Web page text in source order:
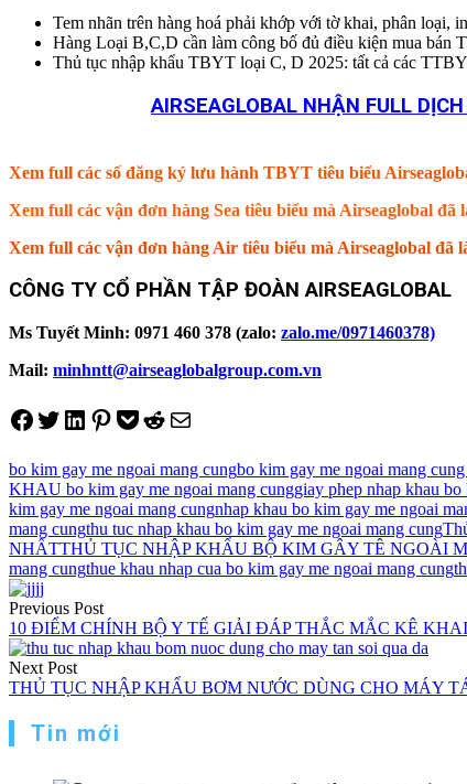
Tem nhãn trên hàng hoá phải khớp với tờ khai, phân loại,
Hàng Loại B,C,D cần làm công bố đủ điều kiện mua
Thủ tục nhập khẩu TBYT loại C, D 2025: tất cả các
AIRSEAGLOBAL NHẬN FULL
Xem full các số đăng ký lưu hành TBYT tiêu biểu
Xem full các vận đơn hàng Sea tiêu biểu mà Airseaglobal đã
Xem full các vận đơn hàng Air tiêu biểu mà Airseaglobal đã
CÔNG TY CỔ PHẦN TẬP ĐOÀN AIRSEAGLOBAL
Ms Tuyết Minh: 0971 460 378 (zalo: zalo.me/0971460378)
Mail: minhntt@airseaglobalgroup.com.vn
Share on Facebook
Tweet on Twitter
Share on LinkedIn
Pin on Pinterest
Save to pocket
Share on Reddit
Share via Email
bo kim gay me ngoai mang cungbo kim gay me ngoai mang
KHAU bo kim gay me ngoai mang cunggiay phep nhap khau
kim gay me ngoai mang cungnhap khau bo kim gay me ngoai
mang cungthu tuc nhap khau bo kim gay me ngoai mang cung
NHẤTTHỦ TỤC NHẬP KHẨU BỘ KIM GÂY TÊ NGOÀI
mang cungthue khau nhap cua bo kim gay me ngoai mang cung
Điều
hướng
bài
viết
Previous Post
10 ĐIỂM CHÍNH BỘ Y TẾ GIẢI ĐÁP THẮC MẮC KÊ
Next Post
THỦ TỤC NHẬP KHẨU BƠM NƯỚC DÙNG CHO MÁY
Tin mới